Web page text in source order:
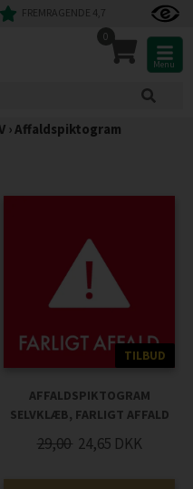
FREMRAGENDE 4,7
0
Menu
›Affaldspiktogram
TILBUD
AFFALDSPIKTOGRAM
SELVKLÆB, FARLIGT AFFALD
29,00 24,65 DKK